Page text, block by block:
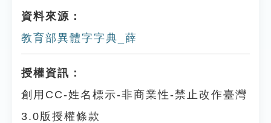
資料來源：
教育部異體字字典_薛
授權資訊：
創用CC-姓名標示-非商業性-禁止改作臺灣
3.0版授權條款